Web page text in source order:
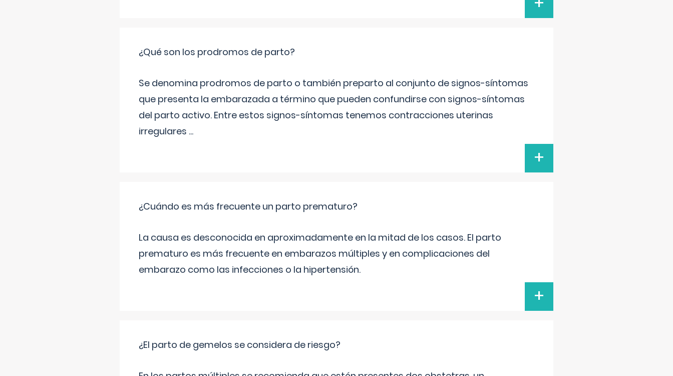
¿Qué son los prodromos de parto?
Se denomina prodromos de parto o también preparto al conjunto de signos-síntomas
que presenta la embarazada a término que pueden confundirse con signos-síntomas
del parto activo. Entre estos signos-síntomas tenemos contracciones uterinas
irregulares ...
+
¿Cuándo es más frecuente un parto prematuro?
La causa es desconocida en aproximadamente en la mitad de los casos. El parto
prematuro es más frecuente en embarazos múltiples y en complicaciones del
embarazo como las infecciones o la hipertensión.
+
¿El parto de gemelos se considera de riesgo?